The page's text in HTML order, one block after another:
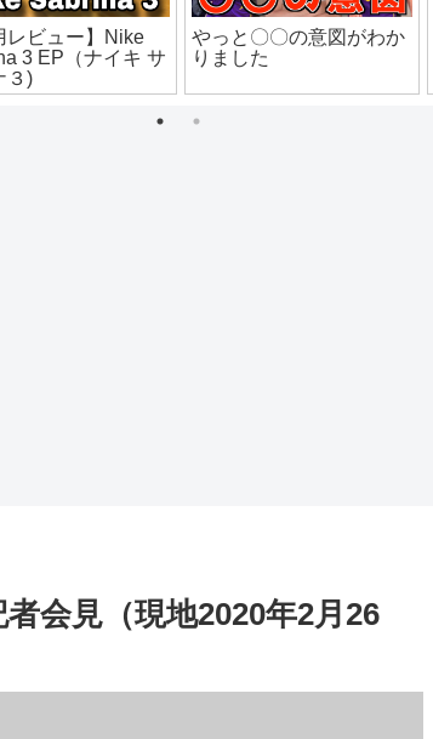
ロ･アンソニー本
るクイックシュー
意
【知らなきゃ超損…】リ
バウンドのコツと超効果
ニバス練習 ミニバス上
達 バスケ練習方法
会見（現地2020年2月26